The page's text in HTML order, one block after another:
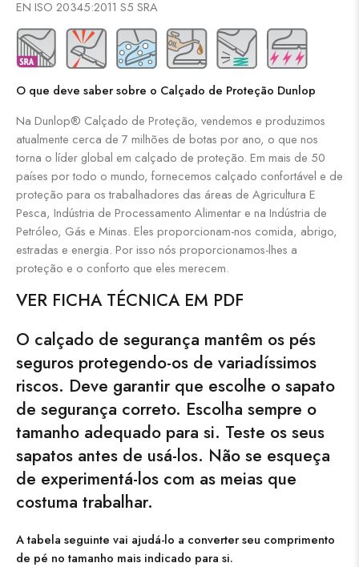
EN ISO 20345:2011 S5 SRA
O que deve saber sobre o Calçado de Proteção Dunlop
Na Dunlop® Calçado de Proteção, vendemos e produzimos
atualmente cerca de 7 milhões de botas por ano, o que nos
torna o líder global em calçado de proteção. Em mais de 50
países por todo o mundo, fornecemos calçado confortável e de
proteção para os trabalhadores das áreas de Agricultura E
Pesca, Indústria de Processamento Alimentar e na Indústria de
Petróleo, Gás e Minas. Eles proporcionam-nos comida, abrigo,
estradas e energia. Por isso nós proporcionamos-lhes a
proteção e o conforto que eles merecem.
VER FICHA TÉCNICA EM PDF
O calçado de segurança mantêm os pés
seguros protegendo-os de variadíssimos
riscos. Deve garantir que escolhe o sapato
de segurança correto. Escolha sempre o
tamanho adequado para si. Teste os seus
sapatos antes de usá-los. Não se esqueça
de experimentá-los com as meias que
costuma trabalhar.
A tabela seguinte vai ajudá-lo a converter seu comprimento
de pé no tamanho mais indicado para si.